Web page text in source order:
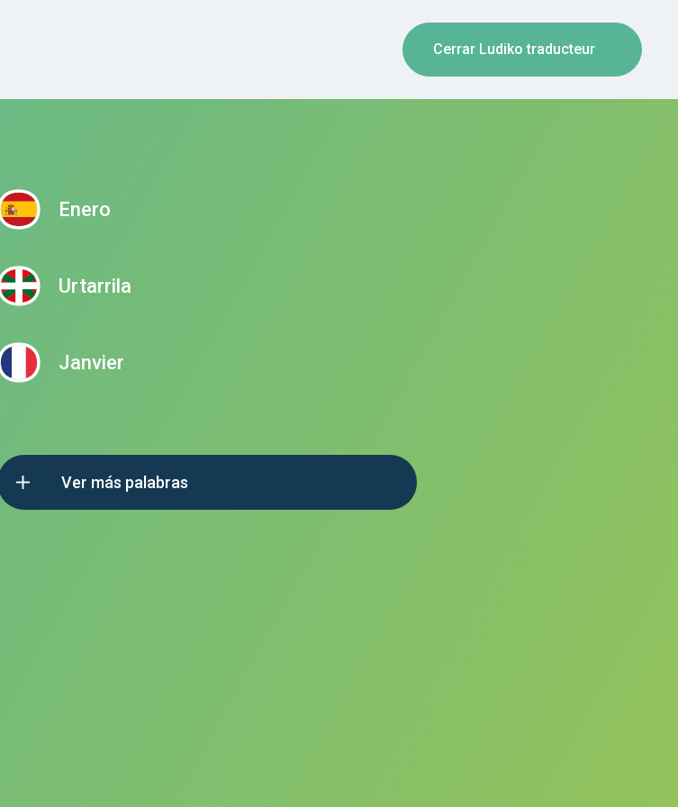
Cerrar Ludiko traducteur
Enero
Urtarrila
Janvier
Ver más palabras